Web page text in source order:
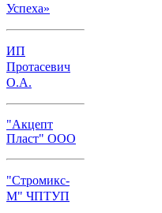
Успеха»
ИП
Протасевич
О.А.
"Акцепт
Пласт" ООО
"Стромикс-
М" ЧПТУП